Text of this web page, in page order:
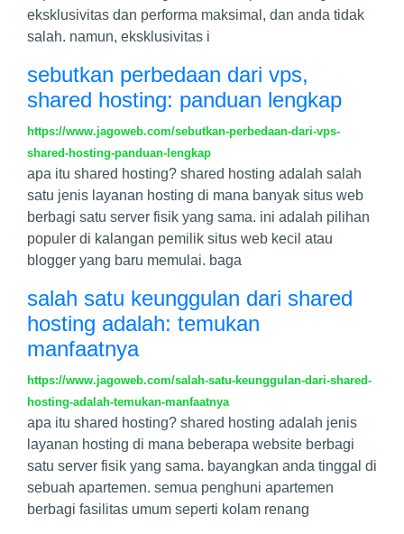
eksklusivitas dan performa maksimal, dan anda tidak
salah. namun, eksklusivitas i
sebutkan perbedaan dari vps,
shared hosting: panduan lengkap
https://www.jagoweb.com/sebutkan-perbedaan-dari-vps-
shared-hosting-panduan-lengkap
apa itu shared hosting? shared hosting adalah salah
satu jenis layanan hosting di mana banyak situs web
berbagi satu server fisik yang sama. ini adalah pilihan
populer di kalangan pemilik situs web kecil atau
blogger yang baru memulai. baga
salah satu keunggulan dari shared
hosting adalah: temukan
manfaatnya
https://www.jagoweb.com/salah-satu-keunggulan-dari-shared-
hosting-adalah-temukan-manfaatnya
apa itu shared hosting? shared hosting adalah jenis
layanan hosting di mana beberapa website berbagi
satu server fisik yang sama. bayangkan anda tinggal di
sebuah apartemen. semua penghuni apartemen
berbagi fasilitas umum seperti kolam renang